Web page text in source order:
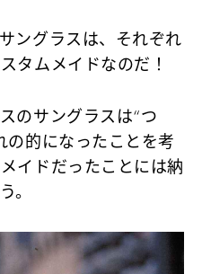
ングラスは、それぞれ
タムメイドなのだ！
のサングラスは“つ
の的になったことを考
イドだったことには納
。